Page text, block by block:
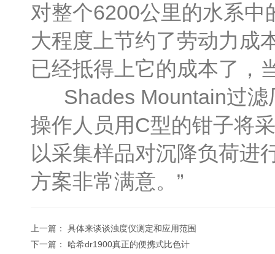
对整个6200公里的水系
大程度上节约了劳动力成
已经抵得上它的成本了，
Shades Mountain过滤
操作人员用C型的钳子将
以采集样品对沉降负荷进
方案非常满意。”
上一篇： 具体来谈谈浊度仪测定和应用范围
下一篇： 哈希dr1900真正的便携式比色计